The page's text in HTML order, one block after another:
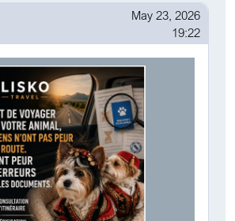
May 23, 2026
19:22